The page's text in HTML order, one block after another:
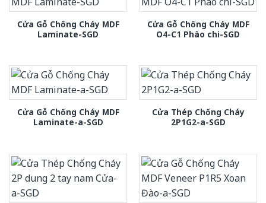
Cửa Gỗ Chống Cháy MDF
Laminate-SGD
Cửa Gỗ Chống Cháy MDF
O4-C1 Phào chi-SGD
Cửa Gỗ Chống Cháy MDF
Laminate-a-SGD
Cửa Thép Chống Cháy
2P1G2-a-SGD